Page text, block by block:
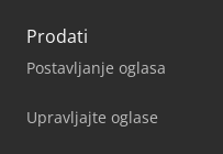
Prodati
Postavljanje oglasa
Upravljajte oglase